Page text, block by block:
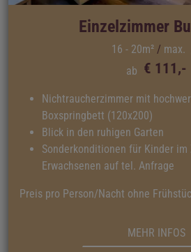
Einzelzimmer
16 - 20m²
max.
ab € 111,-
Nichtraucherzimmer mit
Boxspringbett (120x200)
Blick in den ruhigen Garten
Sonderkonditionen für Kinder im
Erwachsenen auf tel. Anfrage
Preis pro Person/Nacht ohne
MEHR INFOS